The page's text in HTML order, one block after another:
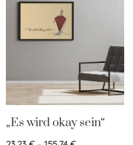
„Es wird okay sein“